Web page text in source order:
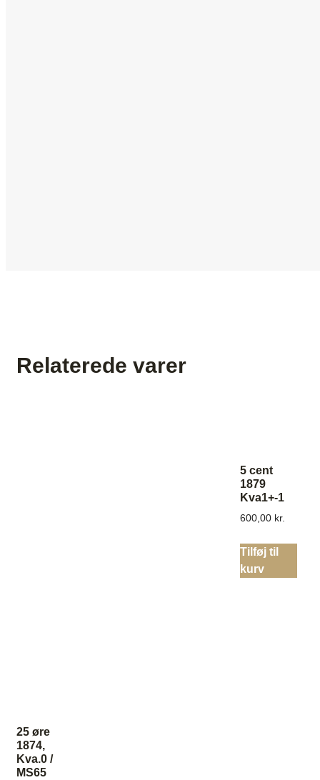
Relaterede varer
5 cent
1879
Kva1+-1
600,00 kr.
Tilføj til
kurv
25 øre
1874,
Kva.0 /
MS65